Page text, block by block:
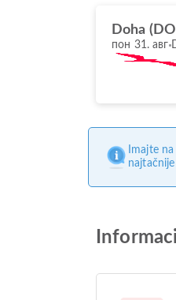
Doha
пон 31. авг
Imajte